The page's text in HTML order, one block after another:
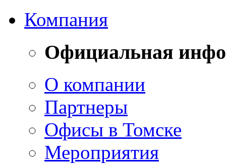
Компания
Официальная
О компании
Партнеры
Офисы в Томске
Мероприятия